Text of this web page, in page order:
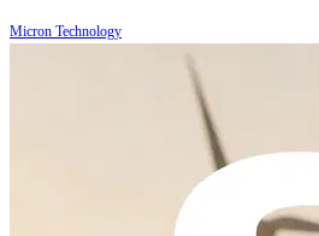
Micron Technology